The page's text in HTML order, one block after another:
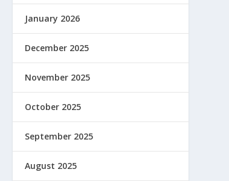
January 2026
December 2025
November 2025
October 2025
September 2025
August 2025